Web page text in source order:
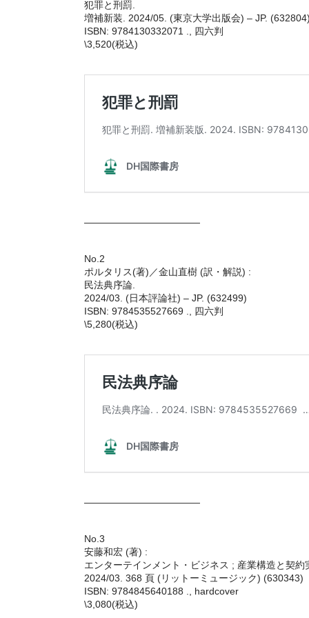
犯罪と刑罰.
増補新装. 2024/05. (東京大学出版会) – JP.
ISBN: 9784130332071 ., 四六判
\3,520(税込)
————————————
No.2
ポルタリス(著)／金山直樹 (訳・解説) :
民法典序論.
2024/03. (日本評論社) – JP. (632499)
ISBN: 9784535527669 ., 四六判
\5,280(税込)
————————————
No.3
安藤和宏 (著) :
エンターテインメント・ビジネス ; 産業構造と契約
2024/03. 368 頁 (リットーミュージック) (630343)
ISBN: 9784845640188 ., hardcover
\3,080(税込)